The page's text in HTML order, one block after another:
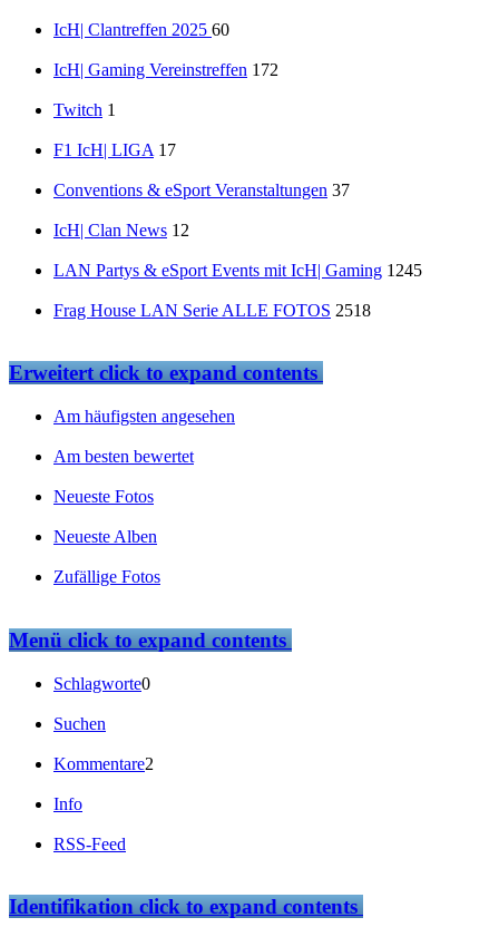
IcH| Clantreffen 2025 60
IcH| Gaming Vereinstreffen 172
Twitch 1
F1 IcH| LIGA 17
Conventions & eSport Veranstaltungen 37
IcH| Clan News 12
LAN Partys & eSport Events mit IcH| Gaming 1245
Frag House LAN Serie ALLE FOTOS 2518
Erweitertclick to expand contents
Am häufigsten angesehen
Am besten bewertet
Neueste Fotos
Neueste Alben
Zufällige Fotos
Menüclick to expand contents
Schlagworte0
Suchen
Kommentare2
Info
RSS-Feed
Identifikationclick to expand contents